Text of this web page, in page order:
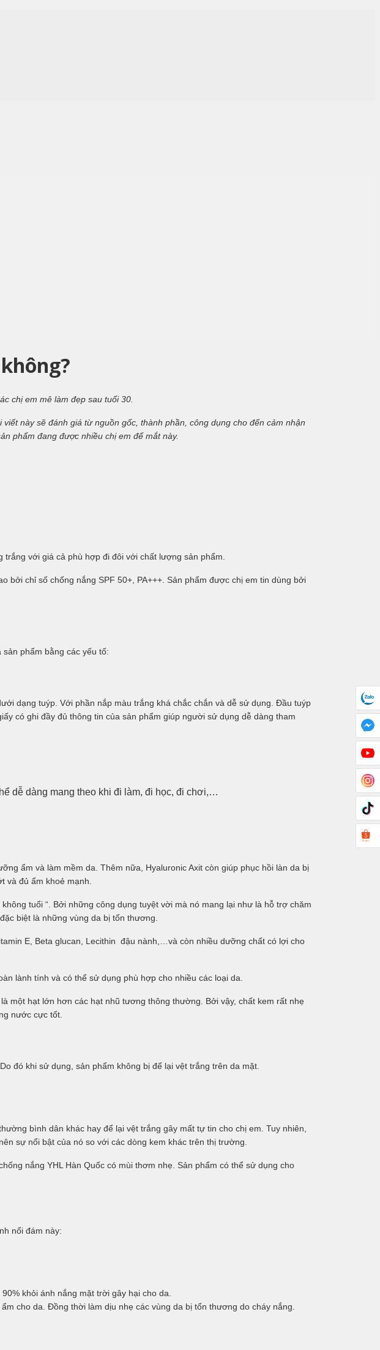
chị em mê làm đẹp sau tuổi 30.
viết này sẽ đánh giá từ nguồn gốc, thành phần, công dụng cho đến cảm nhận
phẩm đang được nhiều chị em để mắt này.
với giá cả phù hợp đi đôi với chất lượng sản phẩm.
bởi chỉ số chống nắng SPF 50+, PA+++. Sản phẩm được chị em tin dùng bởi
phẩm bằng các yếu tố:
dạng tuýp. Với phần nắp màu trắng khá chắc chắn và dễ sử dụng. Đầu tuýp
có ghi đầy đủ thông tin của sản phẩm giúp người sử dụng dễ dàng tham
dễ dàng mang theo khi đi làm, đi học, đi chơi,…
ẩm và làm mềm da. Thêm nữa, Hyaluronic Axit còn giúp phục hồi làn da bị
và đủ ẩm khoẻ mạnh.
tuổi “. Bởi những công dụng tuyệt vời mà nó mang lại như là hỗ trợ chăm
biệt là những vùng da bị tổn thương.
E, Beta glucan, Lecithin đậu nành
và còn nhiều dưỡng chất có lợi cho
lành tính và có thể sử dụng phù hợp cho nhiều các loại da.
một hạt lớn hơn các hạt nhũ tương thông thường. Bởi vậy, chất kem rất nhẹ
nước cực tốt.
đó khi sử dụng, sản phẩm không bị để lại vệt trắng trên da mặt.
bình dân khác hay để lại vệt trắng gây mất tự tin cho chị em. Tuy nhiên,
sự nổi bật của nó so với các dòng kem khác trên thị trường.
nắng YHL Hàn Quốc có mùi thơm nhẹ. Sản phẩm có thể sử dụng cho
nổi đám này:
khỏi ánh nắng mặt trời gây hại cho da.
cho da. Đồng thời làm dịu nhẹ các vùng da bị tổn thương do cháy nắng.